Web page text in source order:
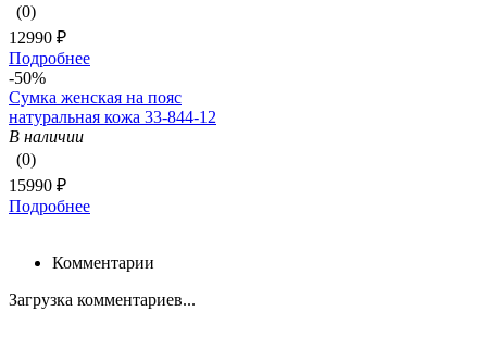
(0)
12990 ₽
Подробнее
-50%
Сумка женская на пояс
натуральная кожа 33-844-12
В наличии
(0)
15990 ₽
Подробнее
Комментарии
Загрузка комментариев...